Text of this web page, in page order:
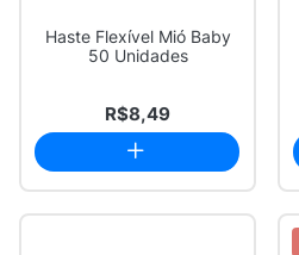
Haste Flexível Mió Baby
50 Unidades
R$8,49